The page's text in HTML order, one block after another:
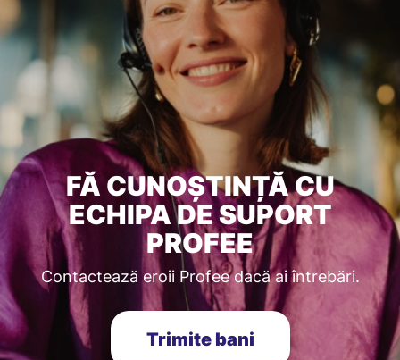
FĂ CUNOȘTINȚĂ CU
ECHIPA DE SUPORT
PROFEE
Contactează eroii Profee dacă ai întrebări.
Trimite bani